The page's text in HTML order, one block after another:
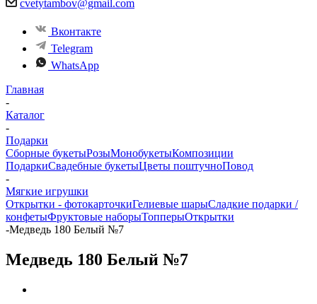
cvetytambov@gmail.com
Вконтакте
Telegram
WhatsApp
Главная
-
Каталог
-
Подарки
Сборные букетыРозыМонобукетыКомпозиции
ПодаркиСвадебные букетыЦветы поштучноПовод
-
Мягкие игрушки
Открытки - фотокарточкиГелиевые шарыСладкие подарки /
конфетыФруктовые наборыТопперыОткрытки
-Медведь 180 Белый №7
Медведь 180 Белый №7